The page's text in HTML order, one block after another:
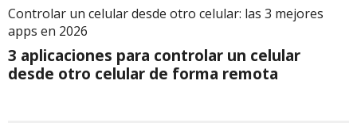
Controlar un celular desde otro celular: las 3 mejores
apps en 2026
3 aplicaciones para controlar un celular
desde otro celular de forma remota